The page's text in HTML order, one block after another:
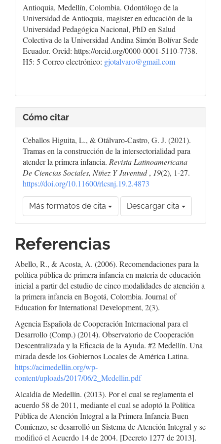
Antioquia, Medellín, Colombia. Odontólogo de la
Universidad de Antioquia, magister en educación de la
Universidad Pedagógica Nacional, PhD en Salud
Colectiva de la Universidad Andina Simón Bolívar Sede
Ecuador. Orcid: https://orcid.org/0000-0001-5110-7738.
H5: 5 Correo electrónico: gjotalvaro@gmail.com
Cómo citar
Ceballos Higuita, L., & Otálvaro-Castro, G. J. (2021).
Tramas en la construcción de la intersectorialidad para
atender la primera infancia. Revista Latinoamericana
De Ciencias Sociales, Niñez Y Juventud, 19(2), 1-27.
https://doi.org/10.11600/rlcsnj.19.2.4873
Más formatos de cita Descargar cita
Referencias
Abello, R., & Acosta, A. (2006). Recomendaciones para la
política pública de primera infancia en materia de educación
inicial a partir del estudio de cinco modalidades de atención a
la primera infancia en Bogotá, Colombia. Journal of
Education for International Development, 2(3).
Agencia Española de Cooperación Internacional para el
Desarrollo (Comp.) (2014). Observatorio de Cooperación
Descentralizada y la Eficacia de la Ayuda. #2 Medellín. Una
mirada desde los Gobiernos Locales de América Latina.
https://acimedellin.org/wp-
content/uploads/2017/06/2_Medellin.pdf
Alcaldía de Medellín. (2013). Por el cual se reglamenta el
acuerdo 58 de 2011, mediante el cual se adoptó la Política
Pública de Atención Integral a la Primera Infancia Buen
Comienzo, se desarrolló un Sistema de Atención Integral y se
modificó el Acuerdo 14 de 2004. [Decreto 1277 de 2013].